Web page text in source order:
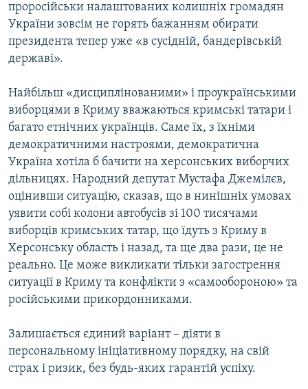
проросійськи налаштованих колишніх громадян
України зовсім не горять бажанням обирати
президента тепер уже «в сусідній, бандерівській
державі».
Найбільш «дисциплінованими» і проукраїнськими
виборцями в Криму вважаються кримські татари і
багато етнічних українців. Саме їх, з їхніми
демократичними настроями, демократична
Україна хотіла б бачити на херсонських виборчих
дільницях. Народний депутат Мустафа Джемілєв,
оцінивши ситуацію, сказав, що в нинішніх умовах
уявити собі колони автобусів зі 100 тисячами
виборців кримських татар, що їдуть з Криму в
Херсонську область і назад, та ще два рази, це не
реально. Це може викликати тільки загострення
ситуації в Криму та конфлікти з «самообороною» та
російськими прикордонниками.
Залишається єдиний варіант – діяти в
персональному ініціативному порядку, на свій
страх і ризик, без будь-яких гарантій успіху.